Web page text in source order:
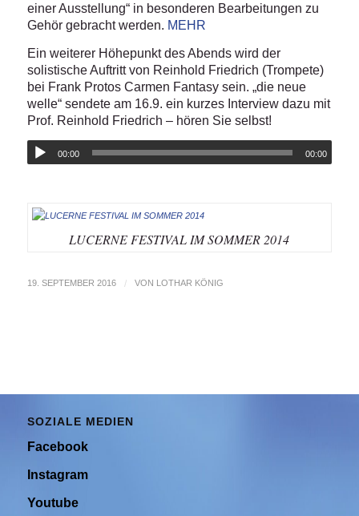
einer Ausstellung“ in besonderen Bearbeitungen zu
Gehör gebracht werden. MEHR
Ein weiterer Höhepunkt des Abends wird der
solistische Auftritt von Reinhold Friedrich (Trompete)
bei Frank Protos Carmen Fantasy sein. „die neue
welle“ sendete am 16.9. ein kurzes Interview dazu mit
Prof. Reinhold Friedrich – hören Sie selbst!
00:00 00:00
LUCERNE FESTIVAL IM SOMMER 2014
19. SEPTEMBER 2016 / VON LOTHAR KÖNIG
SOZIALE MEDIEN
Facebook
Instagram
Youtube